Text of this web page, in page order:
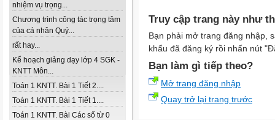
nhiệm vụ trọng...
Chương trình công tác trọng tâm
của cá nhân Quý...
rất hay...
Kế hoạch giảng dạy lớp 4 SGK -
KNTT Môn...
Toán 1 KNTT. Bài 1 Tiết 2....
Toán 1 KNTT. Bài 1 Tiết 1....
Toán 1 KNTT. Bài Các số từ 0
Truy cập trang này như
Bạn phải mở trang đăng nhập,
khẩu đã đăng ký rồi nhấn nút
Bạn làm gì tiếp theo?
Mở trang đăng nhập
Quay trở lại trang trước